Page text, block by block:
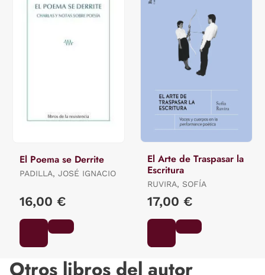
El Poema se Derrite
PADILLA, JOSÉ IGNACIO
16,00 €
El Arte de Traspasar la
Escritura
RUVIRA, SOFÍA
17,00 €
Otros libros del autor